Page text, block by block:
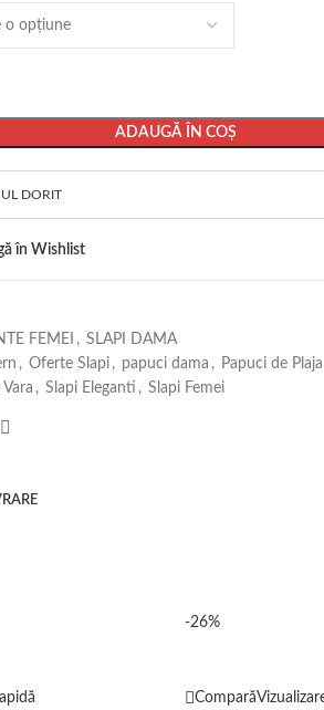
ADAUGĂ ÎN COȘ
în Wishlist
FEMEI , SLAPI DAMA
, Oferte Slapi , papuci dama , Papuci de Plaja
, Slapi Eleganti , Slapi Femei
-26%
Compară